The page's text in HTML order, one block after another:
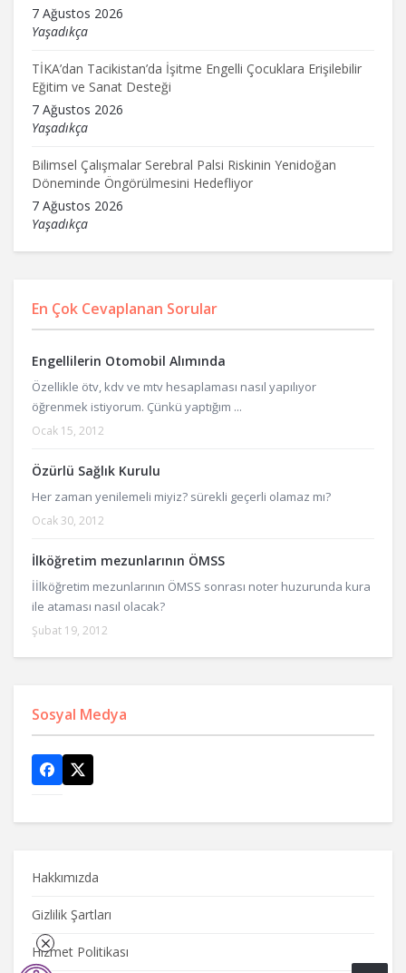
7 Ağustos 2026
Yaşadıkça
TİKA’dan Tacikistan’da İşitme Engelli Çocuklara Erişilebilir
Eğitim ve Sanat Desteği
7 Ağustos 2026
Yaşadıkça
Bilimsel Çalışmalar Serebral Palsi Riskinin Yenidoğan
Döneminde Öngörülmesini Hedefliyor
7 Ağustos 2026
Yaşadıkça
En Çok Cevaplanan Sorular
Engellilerin Otomobil Alımında
Özellikle ötv, kdv ve mtv hesaplaması nasıl yapılıyor
öğrenmek istiyorum. Çünkü yaptığım ...
Ocak 15, 2012
Özürlü Sağlık Kurulu
Her zaman yenilemeli miyiz? sürekli geçerli olamaz mı?
Ocak 30, 2012
İlköğretim mezunlarının ÖMSS
İİlköğretim mezunlarının ÖMSS sonrası noter huzurunda kura
ile ataması nasıl olacak?
Şubat 19, 2012
Sosyal Medya
Hakkımızda
Gizlilik Şartları
Hizmet Politikası